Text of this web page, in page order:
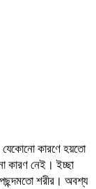
যেকোনো কারণে হয়তো
কারণ নেই। ইচ্ছা
শরীর। অবশ্য